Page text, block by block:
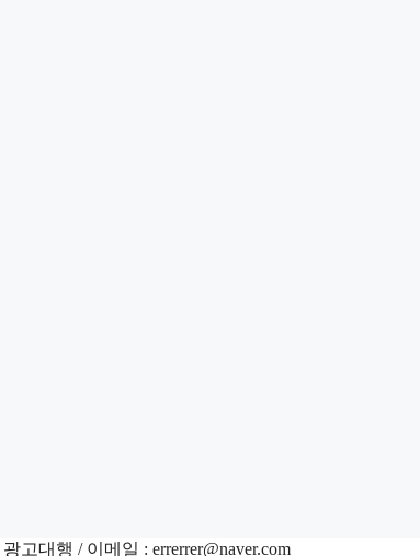
고대행 / 이메일 : errerrer@naver.com